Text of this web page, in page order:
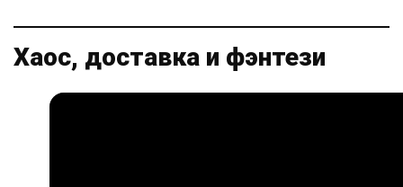
Хаос, доставка и фэнтези